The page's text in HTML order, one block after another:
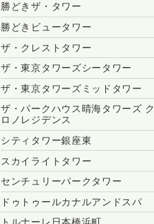
勝どきザ・タワー
勝どきビュータワー
ザ・クレストタワー
ザ・東京タワーズシータワー
ザ・東京タワーズミッドタワー
ザ・パークハウス晴海タワーズ ク
ロノレジデンス
シティタワー銀座東
スカイライトタワー
センチュリーパークタワー
ドゥトゥールカナルアンドスパ